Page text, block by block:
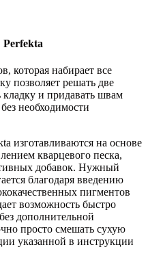
которая набирает все
позволяет решать две
кладку и придавать швам
необходимости
изготавливаются на основе
кварцевого песка,
добавок. Нужный
благодаря введению
пигментов
возможность быстро
дополнительной
просто смешать сухую
указанной в инструкции